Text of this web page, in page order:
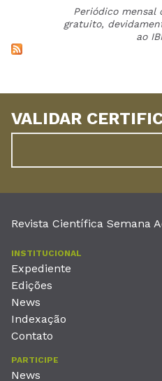
Periódico mensal
gratuito,
ao
VALIDAR
Revista Científica Semana
INSTITUCIONAL
Expediente
Edições
News
Indexação
Contato
PARTICIPE
News